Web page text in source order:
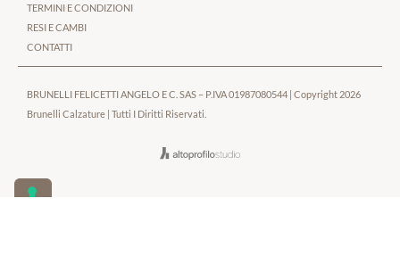
TERMINI E CONDIZIONI
RESI E CAMBI
CONTATTI
BRUNELLI FELICETTI ANGELO E C. SAS – P.IVA 01987080544 | Copyright 2026
Brunelli Calzature | Tutti I Diritti Riservati.